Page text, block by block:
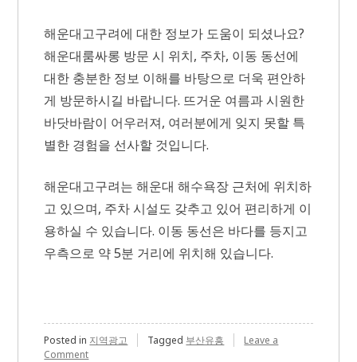
해운대고구려에 대한 정보가 도움이 되셨나요?
해운대룸싸롱 방문 시 위치, 주차, 이동 동선에
대한 충분한 정보 이해를 바탕으로 더욱 편안하
게 방문하시길 바랍니다. 뜨거운 여름과 시원한
바닷바람이 어우러져, 여러분에게 잊지 못할 특
별한 경험을 선사할 것입니다.
해운대고구려는 해운대 해수욕장 근처에 위치하
고 있으며, 주차 시설도 갖추고 있어 편리하게 이
용하실 수 있습니다. 이동 동선은 바다를 등지고
우측으로 약 5분 거리에 위치해 있습니다.
Posted in 지역광고 Tagged 부산유흥
Leave a
Commenton